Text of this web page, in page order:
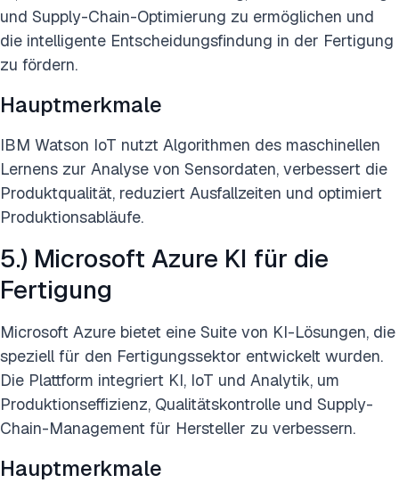
und Supply-Chain-Optimierung zu ermöglichen und
die intelligente Entscheidungsfindung in der Fertigung
zu fördern.
Hauptmerkmale
IBM Watson IoT nutzt Algorithmen des maschinellen
Lernens zur Analyse von Sensordaten, verbessert die
Produktqualität, reduziert Ausfallzeiten und optimiert
Produktionsabläufe.
5.) Microsoft Azure KI für die
Fertigung
Microsoft Azure bietet eine Suite von KI-Lösungen, die
speziell für den Fertigungssektor entwickelt wurden.
Die Plattform integriert KI, IoT und Analytik, um
Produktionseffizienz, Qualitätskontrolle und Supply-
Chain-Management für Hersteller zu verbessern.
Hauptmerkmale